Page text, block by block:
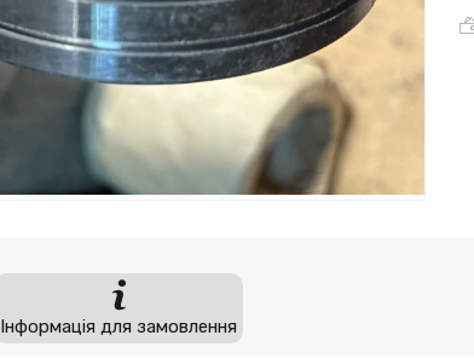
Інформація для замовлення